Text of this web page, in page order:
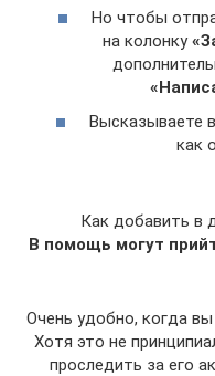
Но чтобы
на колонку
Высказываете
как
Как добавить в
В помощь могут
Очень удобно, когда
Хотя это не
проследить за его